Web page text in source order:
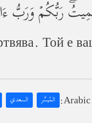
رَبُّكُمۡ وَرَبُّ
Той е­
المُيسَّر السعدي